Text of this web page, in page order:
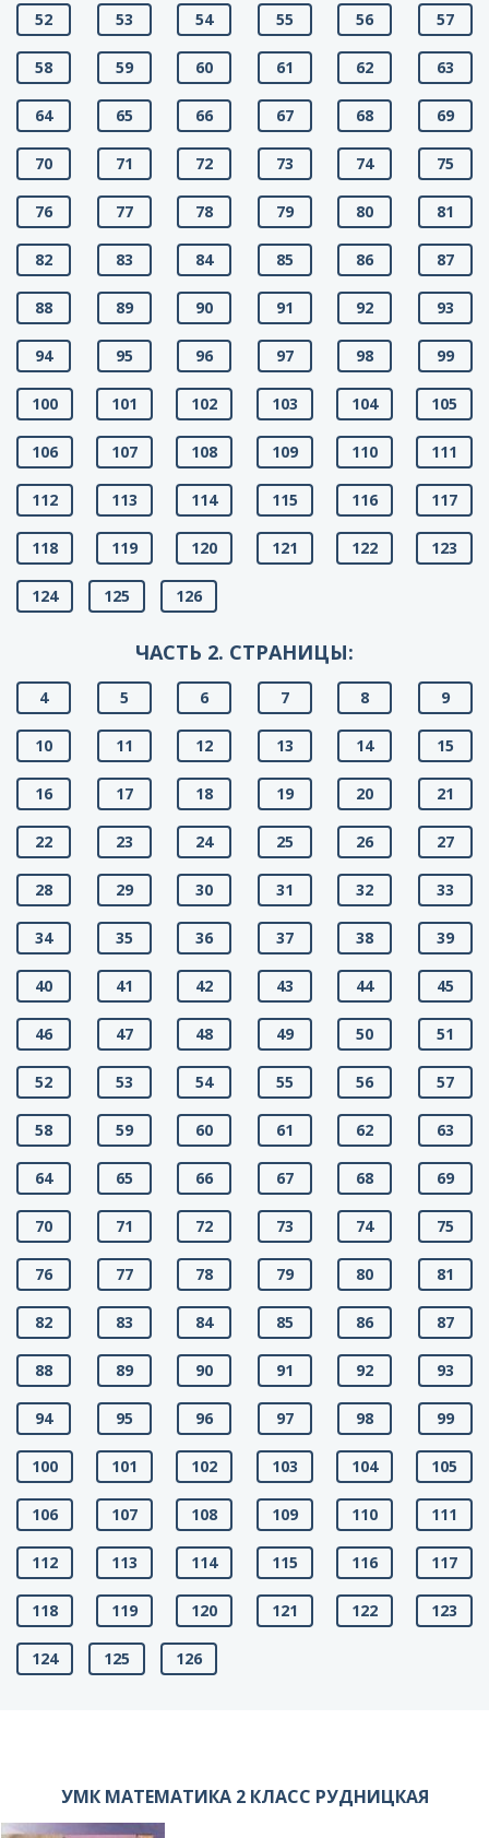
52 53 54 55 56 57
58 59 60 61 62 63
64 65 66 67 68 69
70 71 72 73 74 75
76 77 78 79 80 81
82 83 84 85 86 87
88 89 90 91 92 93
94 95 96 97 98 99
100 101 102 103 104 105
106 107 108 109 110 111
112 113 114 115 116 117
118 119 120 121 122 123
124 125 126
ЧАСТЬ 2. СТРАНИЦЫ:
4 5 6 7 8 9
10 11 12 13 14 15
16 17 18 19 20 21
22 23 24 25 26 27
28 29 30 31 32 33
34 35 36 37 38 39
40 41 42 43 44 45
46 47 48 49 50 51
52 53 54 55 56 57
58 59 60 61 62 63
64 65 66 67 68 69
70 71 72 73 74 75
76 77 78 79 80 81
82 83 84 85 86 87
88 89 90 91 92 93
94 95 96 97 98 99
100 101 102 103 104 105
106 107 108 109 110 111
112 113 114 115 116 117
118 119 120 121 122 123
124 125 126
УМК МАТЕМАТИКА 2 КЛАСС РУДНИЦКАЯ